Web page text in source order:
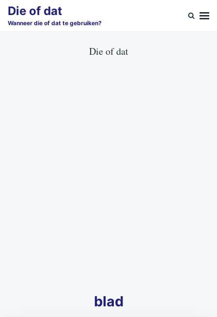
SkipSearch
for:
Die of dat
Wanneer die of dat te gebruiken?
Die of dat
blad